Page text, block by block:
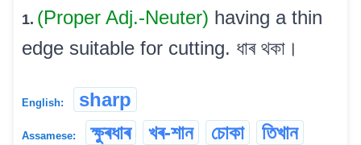
1. (Proper Adj.-Neuter) having a thin
edge suitable for cutting. ধাৰ থকা।
English: sharp
Assamese: ক্ষুৰধাৰ খৰ-শান চোকা
তিখান